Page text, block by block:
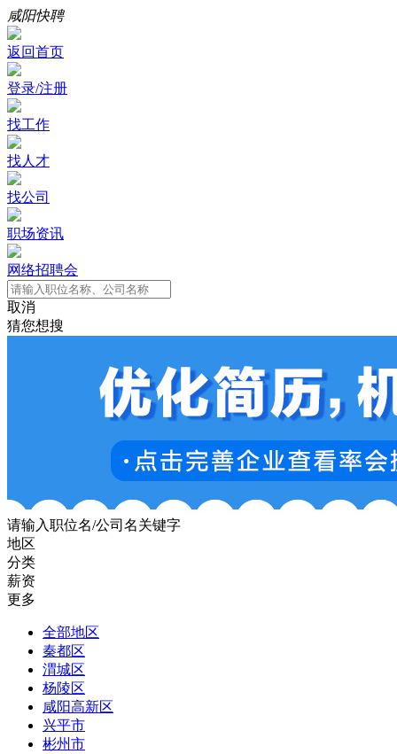
咸阳快聘
返回首页
登录/注册
找工作
找人才
找公司
职场资讯
网络招聘会
取消
猜您想搜
请输入职位名/公司名关键字
地区
分类
薪资
更多
全部地区
秦都区
渭城区
杨陵区
咸阳高新区
兴平市
彬州市